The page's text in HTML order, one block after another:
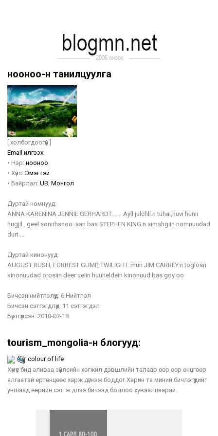
нооноо-н танилцуулга
[ холбогдоогүй ]
Email илгээх
• Нэр: нооноо
• Хүйс: Эмэгтэй
• Байрлал: UB, Монгол
Дуртай номнууд:
ANNA KARENINA JENNIE GERHARDT....... Ayll julchll.n tuhai,huvi hunii
hugjil...geel sonirhsnoo. aan bas STEPHEN KING.n aimshgiin nomnuudad
durt....
Дуртай кинонууд:
AUGUST RUSH, FORREST GUMP, TWILIGHT. mun JIM CARREY.n toglosn
kinonuudad orosiin deer ueiin huuheldein kinonuud bas goy oo
Бичсэн нийтлэлүүд: 6 Нийтлэл
Бичсэн сэтгэгдлүүд: 11 сэтгэгдэл
Бүртгүүлсэн: 2010-07-18
tourism_mongolia-н блогууд:
colour of life
Хүмүүс бид аливаа зүйлсийн хөгжил дэвшлийн талаар өөр өөр өнцгөөр
ялгаатай ертөнцөөс харж дүгнэж боддог.Харин та миний бичлэгүүдийг
уншаад өөрийн сэтгэгдлээ бичээд бодлоо хуваалцаарай.